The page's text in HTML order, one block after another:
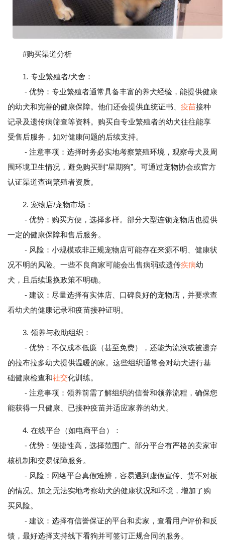
#购买渠道分析
1. 专业繁殖者/犬舍：
- 优势：专业繁殖者通常具备丰富的养犬经验，能提供健康
的幼犬和完善的健康保障。他们还会提供血统证书、 疫苗接种
记录及遗传病筛查等资料。购买自专业繁殖者的幼犬往往能享
受售后服务，如对健康问题的后续支持。
- 注意事项：选择时务必实地考察繁殖环境，观察母犬及周
围环境卫生情况，避免购买到“星期狗”。可通过宠物协会或官方
认证渠道查询繁殖者资质。
2. 宠物店/宠物市场：
- 优势：购买方便，选择多样。部分大型连锁宠物店也提供
一定的健康保障和售后服务。
- 风险：小规模或非正规宠物店可能存在来源不明、健康状
况不明的风险。一些不良商家可能会出售病弱或遗传疾病幼
犬，且后续退换政策不明确。
- 建议：尽量选择有实体店、口碑良好的宠物店，并要求查
看幼犬的健康记录和疫苗接种证明。
3. 领养与救助组织：
- 优势：不仅成本低廉（甚至免费），还能为流浪或被遗弃
的拉布拉多幼犬提供温暖的家。这些组织通常会对幼犬进行基
础健康检查和社交化训练。
- 注意事项：领养前需了解组织的信誉和领养流程，确保您
能获得一只健康、已接种疫苗并适应家养的幼犬。
4. 在线平台（如电商平台）：
- 优势：便捷性高，选择范围广。部分平台有严格的卖家审
核机制和交易保障服务。
- 风险：网络平台真假难辨，容易遇到虚假宣传、货不对板
的情况。加之无法实地考察幼犬的健康状况和环境，增加了购
买风险。
- 建议：选择有信誉保证的平台和卖家，查看用户评价和反
馈，最好选择支持线下看狗并可签订正规合同的服务。